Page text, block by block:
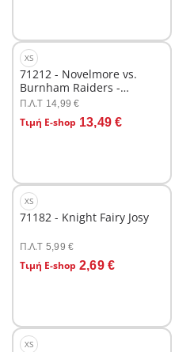
XS
71212 - Novelmore vs.
Burnham Raiders -
Μονομαχία Ιπποτών
Π.Λ.T 14,99 €
Τιμή E-shop 13,49 €
Στο καλάθι
XS
71182 - Knight Fairy Josy
Π.Λ.T 5,99 €
Τιμή E-shop 2,69 €
Στο καλάθι
XS